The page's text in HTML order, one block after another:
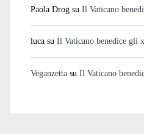
Paola Drogsu Il Vaticano
lucasu Il Vaticano benedice gli
Veganzettasu Il Vaticano